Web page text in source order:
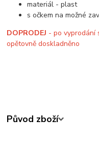
materiál - plast
s očkem na možné
DOPRODEJ - po vyprodání
opětovně doskladněno
Původ zboží